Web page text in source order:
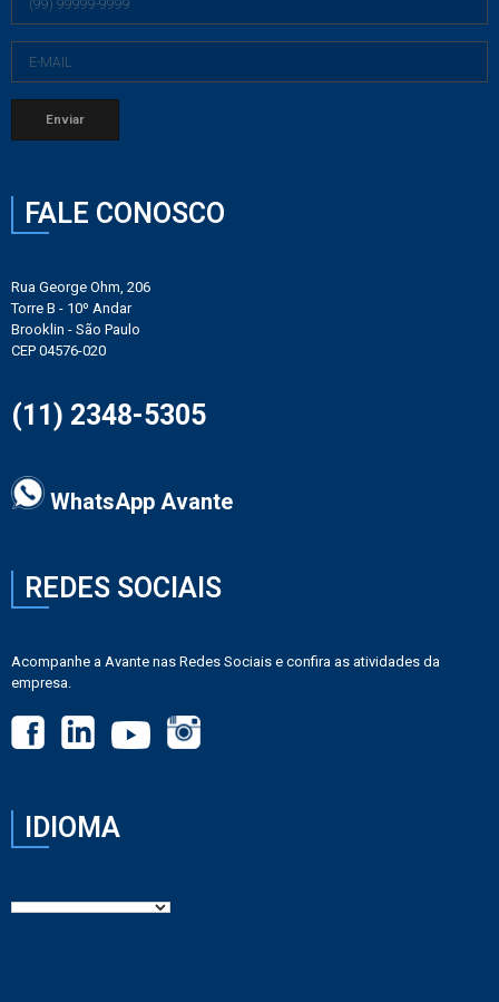
FALE CONOSCO
Rua George Ohm, 206
Torre B - 10º Andar
Brooklin - São Paulo
CEP 04576-020
(11) 2348-5305
WhatsApp Avante
REDES SOCIAIS
Acompanhe a Avante nas Redes Sociais e confira as atividades da
empresa.
IDIOMA